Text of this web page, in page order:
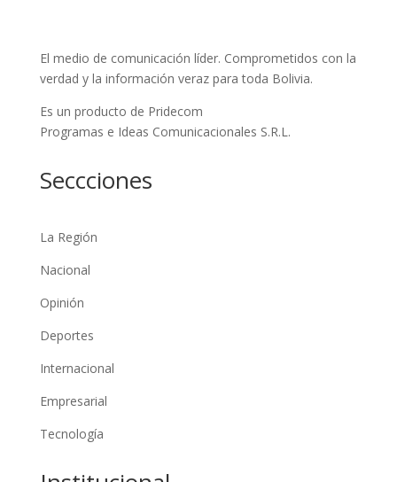
El medio de comunicación líder. Comprometidos con la
verdad y la información veraz para toda Bolivia.
Es un producto de Pridecom
Programas e Ideas Comunicacionales S.R.L.
Seccciones
La Región
Nacional
Opinión
Deportes
Internacional
Empresarial
Tecnología